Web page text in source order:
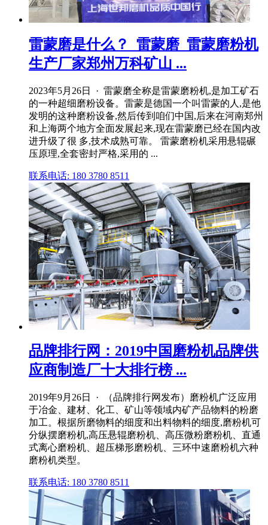
雷蒙磨是什么？_雷蒙磨_雷蒙磨粉机
生产厂家郑州万科矿山 ...
2023年5月26日 · 雷蒙磨全称是雷蒙磨粉机,是加工矿石
的一种超细磨粉设备。雷蒙是德国一个叫雷蒙的人,是他
发明的这种磨粉设备,然后传到咱们中国,后来在河南郑州
和上海两个地方全面发展起来,现在雷蒙磨已经在国内改
进升级了很 多,技术成熟可靠。 雷蒙磨粉机采用悬辊碾
压原理,全套密封严格,采用的 ...
联系电话: 180 3780 8511
品牌排行网：2019中国磨粉机品牌供
应商制造厂十大排行榜 ...
2019年9月26日 · （品牌排行网发布）磨粉机广泛应用
于冶金、建材、化工、矿山等领域内矿产品物料的粉磨
加工。根据所磨物料的细度和出料物料的细度,磨粉机可
分纵摆磨粉机,高压悬辊磨粉机、高压微粉磨粉机、直通
式离心磨粉机、超压梯形磨粉机、三环中速磨粉机六种
磨粉机类型。
联系电话: 180 3780 8511